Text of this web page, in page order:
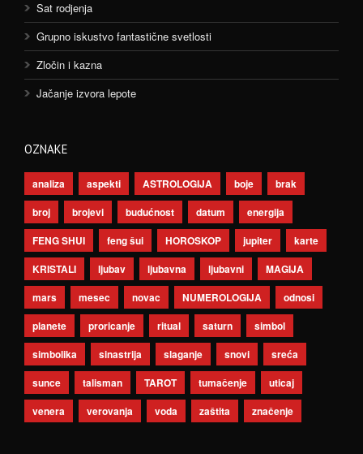
Sat rodjenja
Grupno iskustvo fantastične svetlosti
Zločin i kazna
Jačanje izvora lepote
OZNAKE
analiza aspekti ASTROLOGIJA boje
brak
broj
brojevi budućnost datum
energija
FENG SHUI
feng šui HOROSKOP jupiter
karte
KRISTALI
ljubav ljubavna ljubavni
MAGIJA
mars
mesec novac NUMEROLOGIJA
odnosi
planete
proricanje ritual saturn
simbol
simbolika
sinastrija slaganje snovi
sreća
sunce
talisman TAROT tumačenje
uticaj
venera
verovanja voda zaštita značenje